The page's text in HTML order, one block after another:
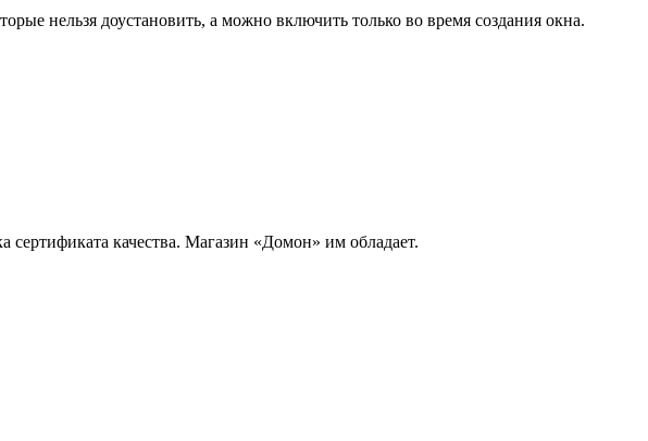
нельзя доустановить, а можно включить только во время создания окна.
качества. Магазин «Домон» им обладает.